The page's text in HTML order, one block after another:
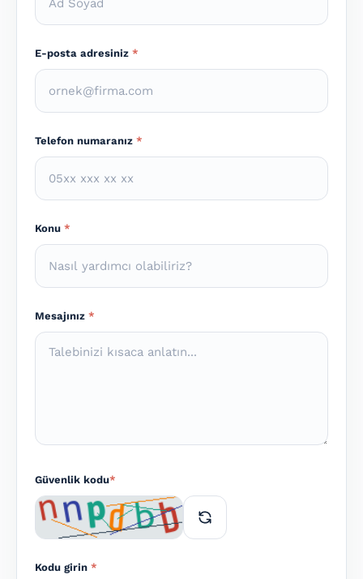
E-posta adresiniz *
Telefon numaranız *
Konu *
Mesajınız *
Güvenlik kodu*
Kodu girin *